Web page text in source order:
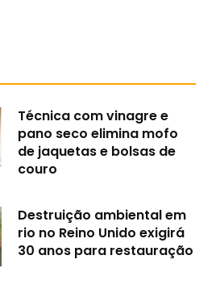
Técnica com vinagre e
pano seco elimina mofo
de jaquetas e bolsas de
couro
Destruição ambiental em
rio no Reino Unido exigirá
30 anos para restauração